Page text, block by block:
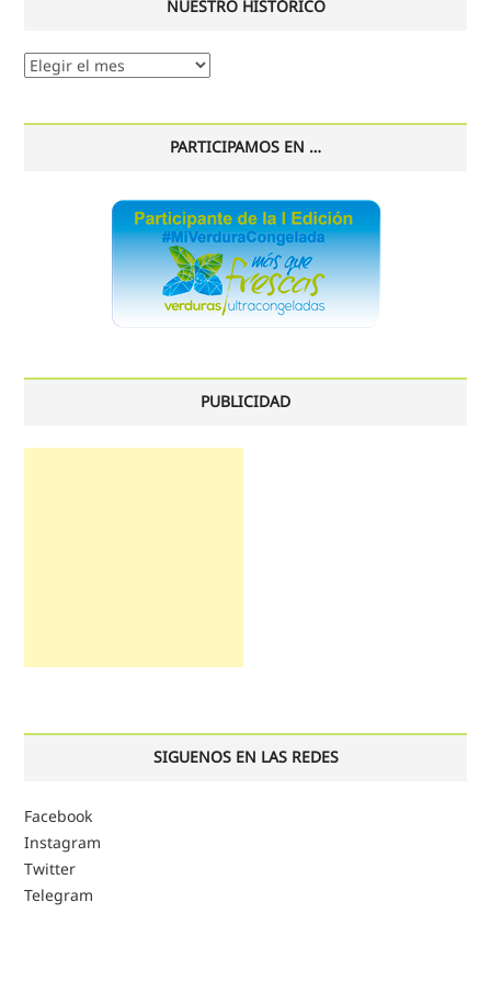
NUESTRO HISTÓRICO
Nuestro
PARTICIPAMOS EN …
PUBLICIDAD
SIGUENOS EN LAS REDES
Facebook
Instagram
Twitter
Telegram